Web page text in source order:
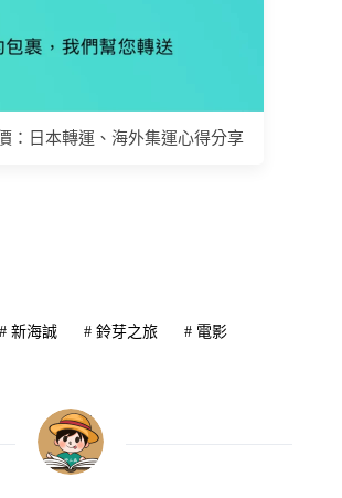
：日本轉運、海外集運心得分享
# 新海誠 # 鈴芽之旅 # 電影